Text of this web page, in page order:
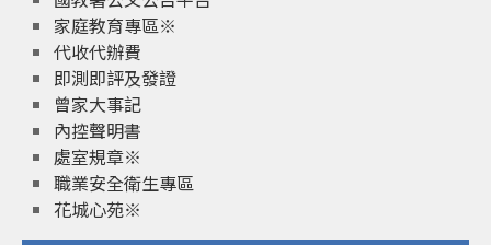
家庭教育專區※
代收代辦費
即測即評及發證
曾家大事記
內控聲明書
處室規章※
職業安全衛生專區
花城心苑※